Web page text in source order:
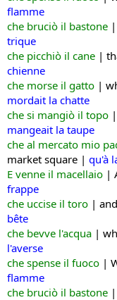
flamme
che bruciò il bastone |
trique
che picchiò il cane |
chienne
che morse il gatto | w
mordait la chatte
che si mangiò il topo |
mangeait la taupe
che al mercato mio
market square | qu'à
E venne il macellaio |
frappe
che uccise il toro |
bête
che bevve l'acqua |
l'averse
che spense il fuoco |
flamme
che bruciò il bastone |